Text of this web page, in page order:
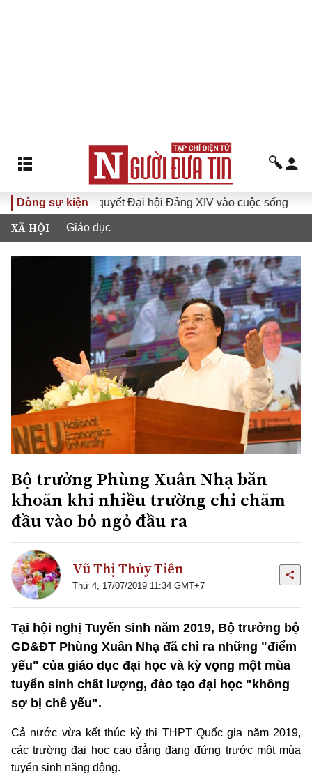
Dòng sự kiện
Nghị quyết Đại hội Đảng XIV vào cuộc sống Hướng
XÃ HỘI Giáo dục
Bộ trưởng Phùng Xuân Nhạ băn
khoăn khi nhiều trường chỉ chăm
đầu vào bỏ ngỏ đầu ra
Vũ Thị Thủy Tiên
Thứ 4, 17/07/2019 11:34 GMT+7
Tại hội nghị Tuyển sinh năm 2019, Bộ trưởng bộ
GD&ĐT Phùng Xuân Nhạ đã chỉ ra những "điểm
yếu" của giáo dục đại học và kỳ vọng một mùa
tuyển sinh chất lượng, đào tạo đại học "không
sợ bị chê yếu".
Cả nước vừa kết thúc kỳ thi THPT Quốc gia năm 2019,
các trường đại học cao đẳng đang đứng trước một mùa
tuyển sinh năng động.